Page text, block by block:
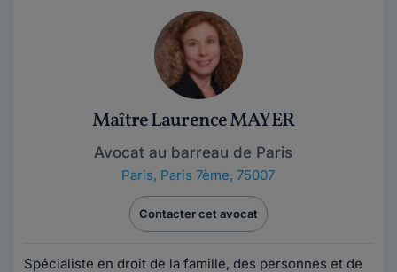
Maître Laurence MAYER
Avocat au barreau de Paris
Paris, Paris 7ème, 75007
Contacter cet avocat
Spécialiste en droit de la famille, des personnes et de